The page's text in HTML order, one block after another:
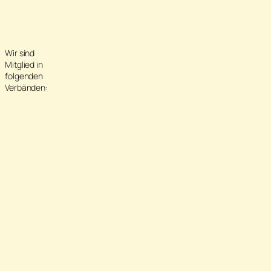
Wir sind
Mitglied in
folgenden
Verbänden: